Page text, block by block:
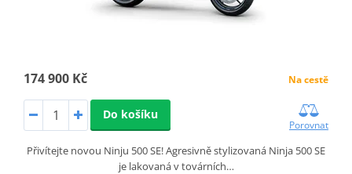
174 900 Kč Na cestě
Do košíku
Porovnat
Přivítejte novou Ninju 500 SE! Agresivně stylizovaná Ninja 500 SE
je lakovaná v továrních…